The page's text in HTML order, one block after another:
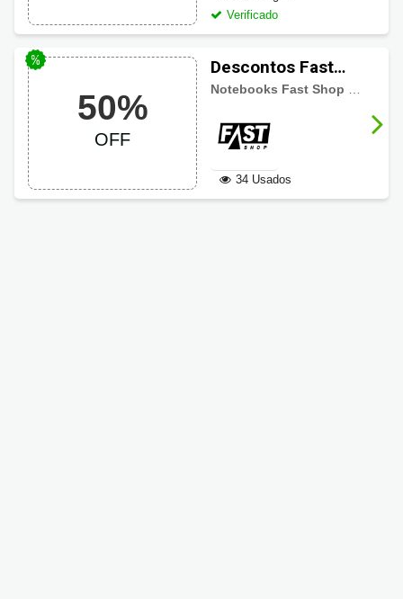
Verificado
50%
OFF
Descontos Fast
Shop Notebooks
Notebooks Fast Shop
34 Usados